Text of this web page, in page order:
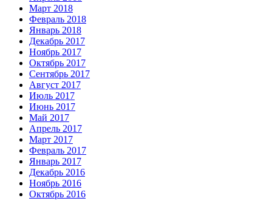
Март 2018
Февраль 2018
Январь 2018
Декабрь 2017
Ноябрь 2017
Октябрь 2017
Сентябрь 2017
Август 2017
Июль 2017
Июнь 2017
Май 2017
Апрель 2017
Март 2017
Февраль 2017
Январь 2017
Декабрь 2016
Ноябрь 2016
Октябрь 2016